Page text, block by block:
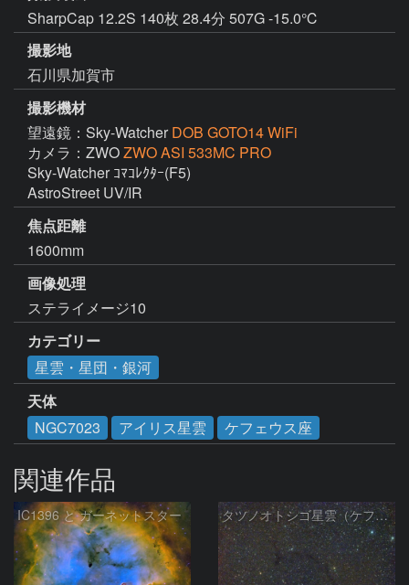
SharpCap 12.2S 140枚 28.4分 507G -15.0℃
撮影地
石川県加賀市
撮影機材
望遠鏡：Sky-Watcher DOB GOTO14 WiFi
カメラ：ZWOZWO ASI 533MC PRO
Sky-Watcher ｺﾏｺﾚｸﾀｰ(F5)
AstroStreet UV/IR
焦点距離
1600mm
画像処理
ステライメージ10
カテゴリー
星雲・星団・銀河
天体
NGC7023
アイリス星雲 ケフェウス座
関連作品
IC1396 と ガーネットスター タツノオトシゴ星雲（ケフェウス座）